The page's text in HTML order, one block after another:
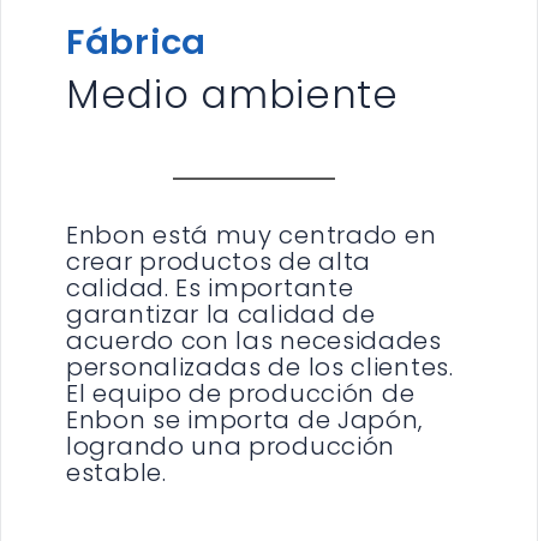
Fábrica
Medio ambiente
Enbon está muy centrado en
crear productos de alta
calidad. Es importante
garantizar la calidad de
acuerdo con las necesidades
personalizadas de los clientes.
El equipo de producción de
Enbon se importa de Japón,
logrando una producción
estable.